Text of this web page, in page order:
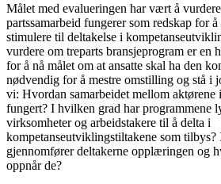
Målet med evalueringen har vært å
partssamarbeid fungerer som redskap for
stimulere til deltakelse i
vurdere om treparts bransjeprogram er en
for å nå målet om at ansatte skal ha den
nødvendig for å mestre omstilling og stå i
vi: Hvordan samarbeidet mellom aktørene
fungert? I hvilken grad har programmene
virksomheter og arbeidstakere til å delta i
kompetanseutviklingstiltakene som
gjennomfører deltakerne opplæringen og
oppnår de?